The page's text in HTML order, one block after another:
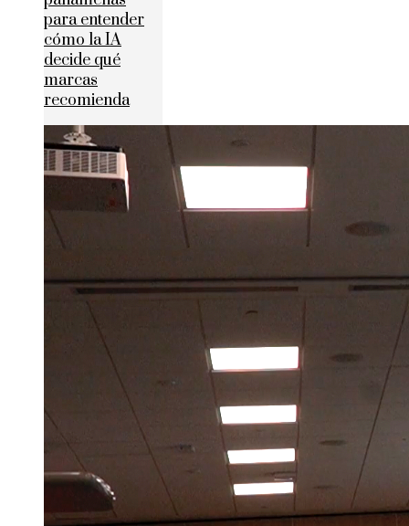
para entender
cómo la IA
decide qué
marcas
recomienda